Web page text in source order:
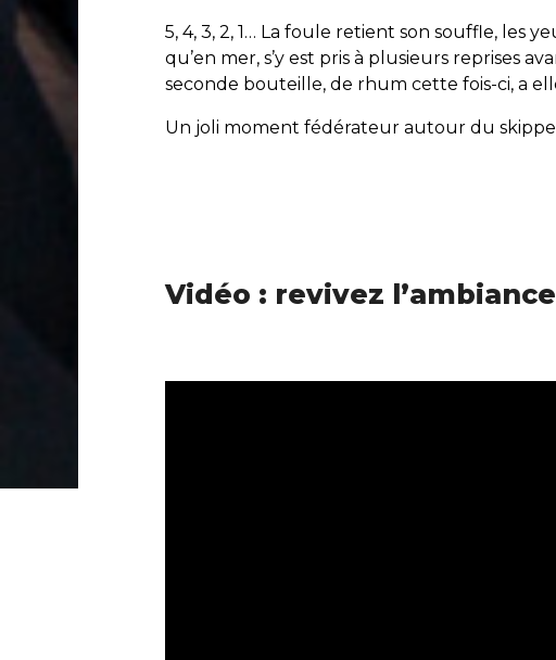
5, 4, 3, 2, 1… La foule retient son souffle, les
qu’en mer, s’y est pris à plusieurs reprises
seconde bouteille, de rhum cette fois-ci, a
Un joli moment fédérateur autour du
Vidéo : revivez